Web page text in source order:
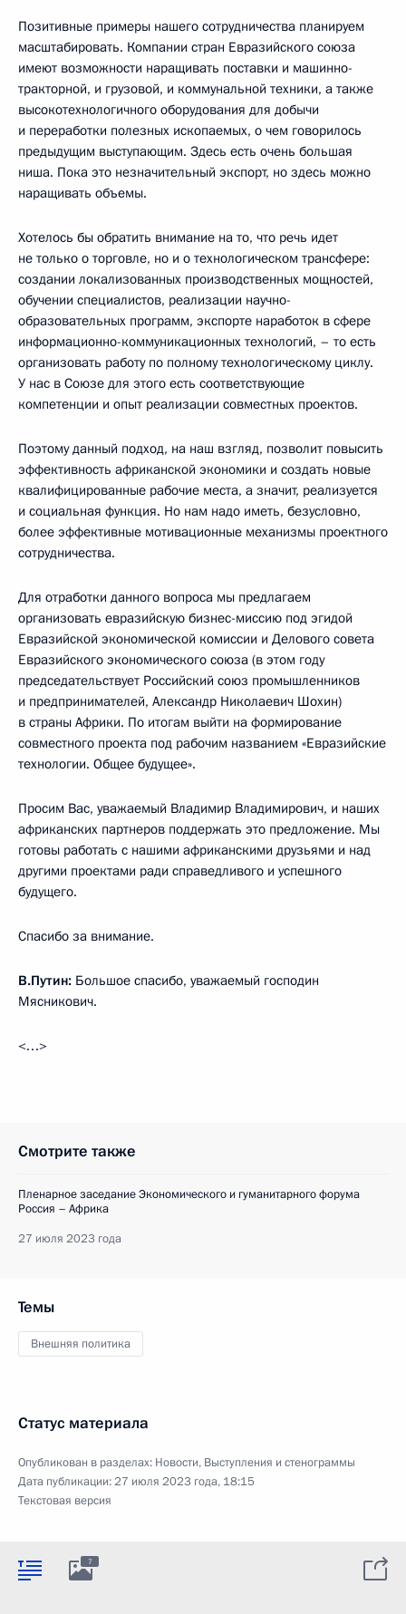
Позитивные примеры нашего сотрудничества планируем
масштабировать. Компании стран Евразийского союза
имеют возможности наращивать поставки и машинно-
тракторной, и грузовой, и коммунальной техники, а также
высокотехнологичного оборудования для добычи
и переработки полезных ископаемых, о чем говорилось
предыдущим выступающим. Здесь есть очень большая
ниша. Пока это незначительный экспорт, но здесь можно
наращивать объемы.
Хотелось бы обратить внимание на то, что речь идет
не только о торговле, но и о технологическом трансфере:
создании локализованных производственных мощностей,
обучении специалистов, реализации научно-
образовательных программ, экспорте наработок в сфере
информационно-коммуникационных технологий, – то есть
организовать работу по полному технологическому циклу.
У нас в Союзе для этого есть соответствующие
компетенции и опыт реализации совместных проектов.
Поэтому данный подход, на наш взгляд, позволит повысить
эффективность африканской экономики и создать новые
квалифицированные рабочие места, а значит, реализуется
и социальная функция. Но нам надо иметь, безусловно,
более эффективные мотивационные механизмы проектного
сотрудничества.
Для отработки данного вопроса мы предлагаем
организовать евразийскую бизнес-миссию под эгидой
Евразийской экономической комиссии и Делового совета
Евразийского экономического союза (в этом году
председательствует Российский союз промышленников
и предпринимателей, Александр Николаевич Шохин)
в страны Африки. По итогам выйти на формирование
совместного проекта под рабочим названием «Евразийские
технологии. Общее будущее».
Просим Вас, уважаемый Владимир Владимирович, и наших
африканских партнеров поддержать это предложение. Мы
готовы работать с нашими африканскими друзьями и над
другими проектами ради справедливого и успешного
будущего.
Спасибо за внимание.
В.Путин: Большое спасибо, уважаемый господин
Мясникович.
<…>
Смотрите также
Пленарное заседание Экономического и гуманитарного форума
Россия – Африка
27 июля 2023 года
Темы
Внешняя политика
Статус материала
Опубликован в разделах: Новости, Выступления и стенограммы
Дата публикации:27 июля 2023 года, 18:15
Текстовая версия
7